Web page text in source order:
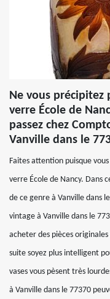
Ne vous précipitez
verre École de
passez chez
Vanville dans le
Faites attention puisque
verre École de Nancy. Dans
de ce genre à Vanville dans
vintage à Vanville dans le
acheter des pièces
suite soyez plus intelligent
vases vous pèsent très
à Vanville dans le 77370